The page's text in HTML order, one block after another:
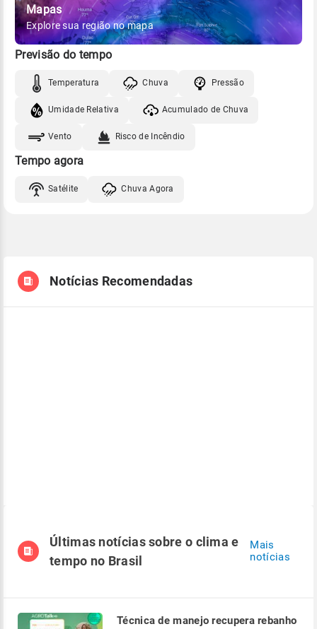
Mapas
Explore sua região no mapa
Previsão do tempo
Temperatura Chuva Pressão
Umidade Relativa Acumulado de Chuva
Vento Risco de Incêndio
Tempo agora
Satélite Chuva Agora
Notícias Recomendadas
Últimas notícias sobre o clima e
tempo no Brasil
Mais
notícias
Técnica de manejo recupera rebanho